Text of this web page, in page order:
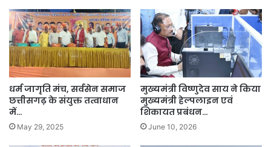
धर्म जागृति मंच, सर्वसेन समाज
छत्तीसगढ़ के संयुक्त तत्वाधान
में…
May 29, 2025
मुख्यमंत्री विष्णुदेव साय ने किया
मुख्यमंत्री हेल्पलाइन एवं
शिकायत प्रबंधन…
June 10, 2026